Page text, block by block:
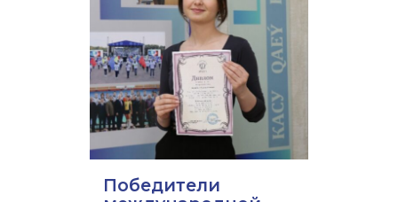
Победители